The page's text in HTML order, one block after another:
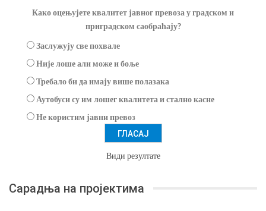
Како оцењујете квалитет јавног превоза у градском и
приградском саобраћају?
Заслужују све похвале
Није лоше али може и боље
Требало би да имају више полазака
Аутобуси су им лошег квалитета и стално касне
Не користим јавни превоз
Види резултате
Сарадња на пројектима